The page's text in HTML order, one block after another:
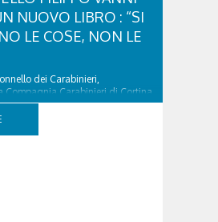
NUOVO LIBRO : “SI
LE COSE, NON LE
dei Carabinieri,
Compagnia Carabinieri di Cortina
2010, esperto di legislazione
è l’ideatore del progetto di